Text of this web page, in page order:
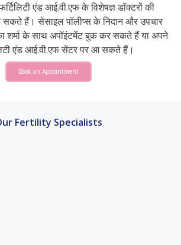
एंड आई.वी.एफ के विशेषज्ञ डॉक्टरों की
सकते हैं। सेसाइल पॉलीप्स के निदान और उपचार
शर्मा के साथ अपॉइंटमेंट बुक कर सकते हैं या अपने
एंड आई.वी.एफ सेंटर पर आ सकते हैं।
Book an Appointment
Fertility Specialists